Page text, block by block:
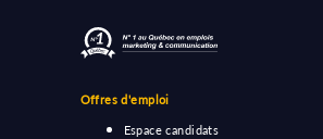
Offres d'emploi
Espace candidats